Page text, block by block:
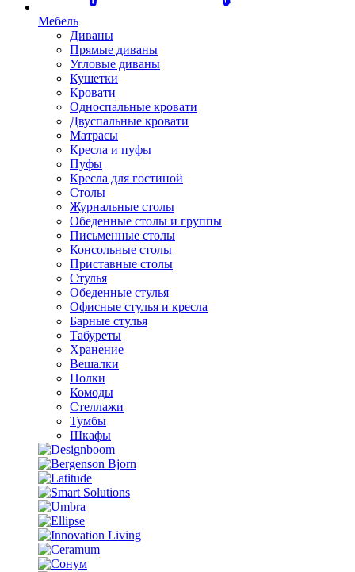
Мебель
Диваны
Прямые диваны
Угловые диваны
Кушетки
Кровати
Односпальные кровати
Двуспальные кровати
Матрасы
Кресла и пуфы
Пуфы
Кресла для гостиной
Столы
Журнальные столы
Обеденные столы и группы
Письменные столы
Консольные столы
Приставные столы
Стулья
Обеденные стулья
Офисные стулья и кресла
Барные стулья
Табуреты
Хранение
Вешалки
Полки
Комоды
Стеллажи
Тумбы
Шкафы